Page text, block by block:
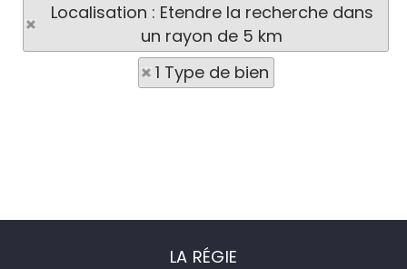
Localisation : Etendre la recherche dans
un rayon de 5 km
1 Type de bien
LA RÉGIE